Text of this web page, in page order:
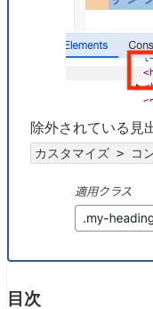
除外されている見
カスタマイズ > コ
目次